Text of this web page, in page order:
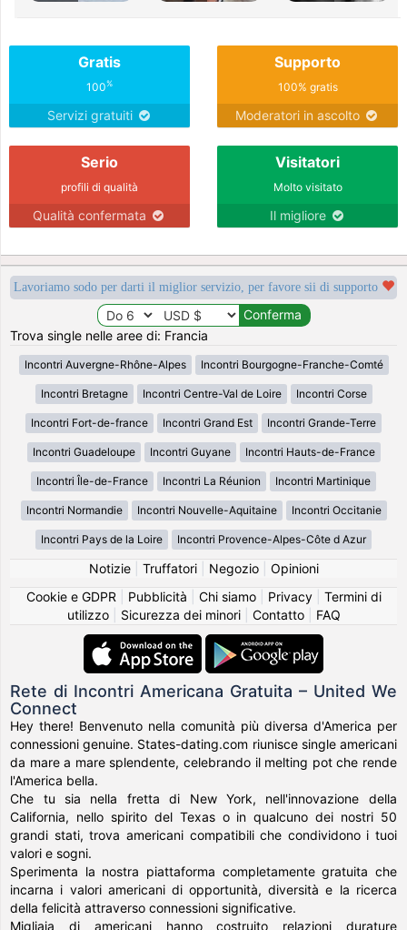
Gratis
100%
Servizi gratuiti
Supporto
100% gratis
Moderatori in ascolto
Serio
profili di qualità
Qualità confermata
Visitatori
Molto visitato
Il migliore
Lavoriamo sodo per darti il miglior servizio, per favore sii di supporto
Trova single nelle aree di: Francia
Incontri Auvergne-Rhône-Alpes Incontri Bourgogne-Franche-Comté
Incontri Bretagne Incontri Centre-Val de Loire Incontri Corse
Incontri Fort-de-france Incontri Grand Est Incontri Grande-Terre
Incontri Guadeloupe Incontri Guyane Incontri Hauts-de-France
Incontri Île-de-France Incontri La Réunion Incontri Martinique
Incontri Normandie Incontri Nouvelle-Aquitaine Incontri Occitanie
Incontri Pays de la Loire Incontri Provence-Alpes-Côte d Azur
Notizie| Truffatori| Negozio| Opinioni
Cookie e GDPR
Pubblicità Chi siamo| Privacy| Termini di
utilizzo| Sicurezza dei minori| Contatto| FAQ
Rete di Incontri Americana Gratuita – United We
Connect
Hey there! Benvenuto nella comunità più diversa d'America per
connessioni genuine. States-dating.com riunisce single americani
da mare a mare splendente, celebrando il melting pot che rende
l'America bella.
Che tu sia nella fretta di New York, nell'innovazione della
California, nello spirito del Texas o in qualcuno dei nostri 50
grandi stati, trova americani compatibili che condividono i tuoi
valori e sogni.
Sperimenta la nostra piattaforma completamente gratuita che
incarna i valori americani di opportunità, diversità e la ricerca
della felicità attraverso connessioni significative.
Migliaia di americani hanno costruito relazioni durature